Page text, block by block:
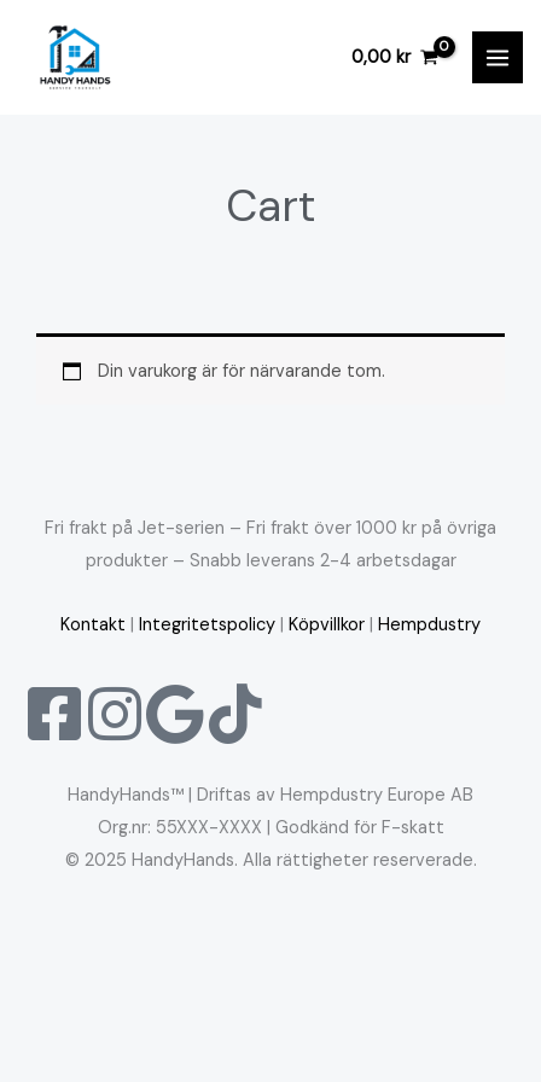
innehåll
0,00 kr
Cart
Din varukorg är för närvarande tom.
Fri frakt på Jet-serien – Fri frakt över 1000 kr på övriga
produkter – Snabb leverans 2-4 arbetsdagar
Kontakt | Integritetspolicy | Köpvillkor | Hempdustry
HandyHands™ | Driftas av Hempdustry Europe AB
Org.nr: 55XXX-XXXX | Godkänd för F-skatt
© 2025 HandyHands. Alla rättigheter reserverade.